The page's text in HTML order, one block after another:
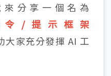
分享一個名為
令/提示框架
大家充分發揮 AI 工